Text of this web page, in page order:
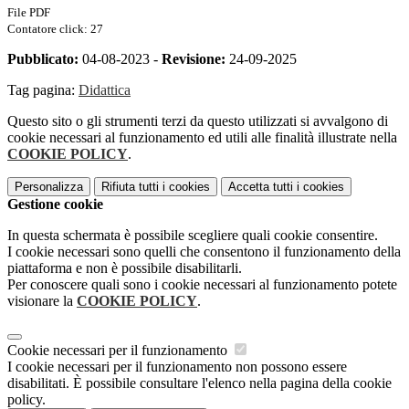
File PDF
Contatore click: 27
Pubblicato: 04-08-2023 - Revisione: 24-09-2025
Tag pagina: Didattica
Questo sito o gli strumenti terzi da questo utilizzati si avvalgono di
cookie necessari al funzionamento ed utili alle finalità illustrate nella
COOKIE POLICY.
Personalizza Rifiuta tutti i cookies Accetta tutti i cookies
Gestione cookie
In questa schermata è possibile scegliere quali cookie consentire.
I cookie necessari sono quelli che consentono il funzionamento della
piattaforma e non è possibile disabilitarli.
Per conoscere quali sono i cookie necessari al funzionamento potete
visionare la COOKIE POLICY.
Cookie necessari per il funzionamento
I cookie necessari per il funzionamento non possono essere
disabilitati. È possibile consultare l'elenco nella pagina della cookie
policy.